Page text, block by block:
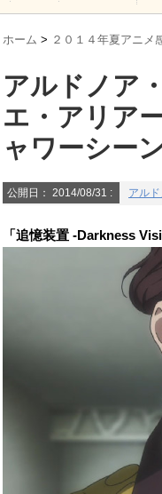
ホーム > ２０１４年夏アニメ
アルドノア
エ・アリア
ャワーシー
公開日： 2014/08/31 : アル
「追憶装置 -Darkness